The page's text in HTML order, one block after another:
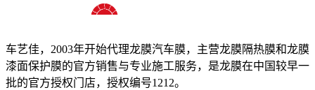
车艺佳，2003年开始代理龙膜汽车膜，主营龙膜隔热膜和龙膜
漆面保护膜的官方销售与专业施工服务，是龙膜在中国较早一
批的官方授权门店，授权编号1212。